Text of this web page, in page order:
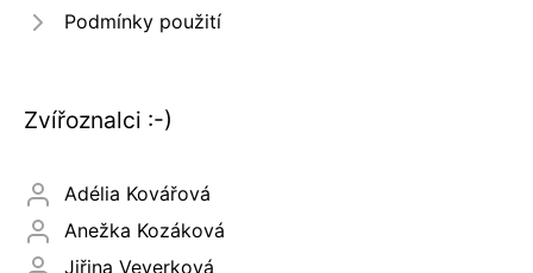
Podmínky použití
Zvířoznalci :-)
Adélia Kovářová
Anežka Kozáková
Jiřina Veverková